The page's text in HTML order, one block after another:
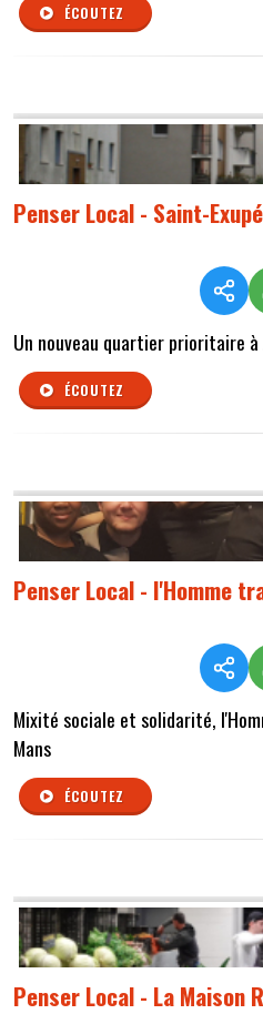
ÉCOUTEZ
Penser Local - Saint-
Un nouveau quartier prioritaire
ÉCOUTEZ
Penser Local - l'Homme
Mixité sociale et solidarité,
Mans
ÉCOUTEZ
Penser Local - La Maison